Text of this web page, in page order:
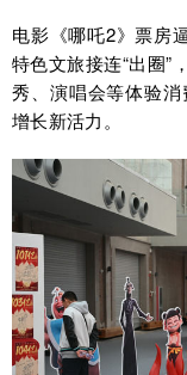
电影《哪吒2》票房
特色文旅接连“出圈”
秀、演唱会等体验
增长新活力。